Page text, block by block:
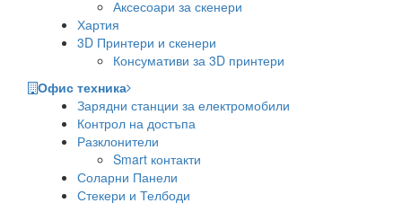
Аксесоари за скенери
Хартия
3D Принтери и скенери
Консумативи за 3D принтери
Офис техника
Зарядни станции за електромобили
Контрол на достъпа
Разклонители
Smart контакти
Соларни Панели
Стекери и Телбоди